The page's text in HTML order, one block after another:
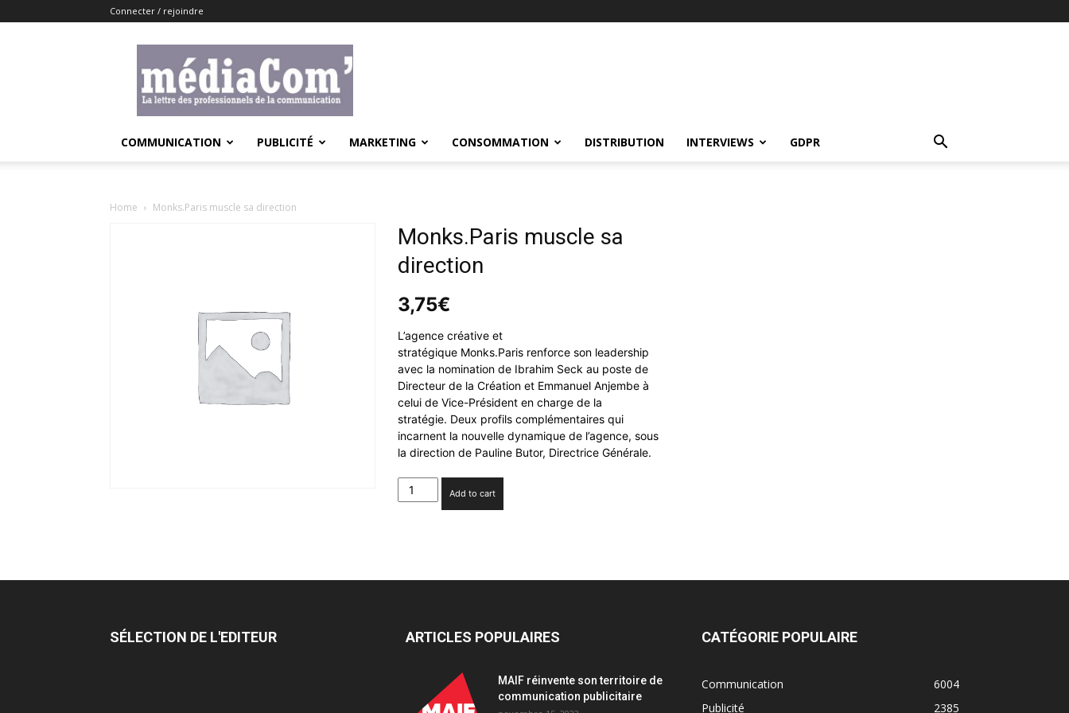
Connecter / rejoindre
COMMUNICATION PUBLICITÉ MARKETING CONSOMMATION DISTRIBUTION INTERVIEWS GDPR
Home Monks.Paris muscle sa direction
Monks.Paris muscle sa
direction
3,75€
L’agence créative et
stratégique Monks.Paris renforce son leadership
avec la nomination de Ibrahim Seck au poste de
Directeur de la Création et Emmanuel Anjembe à
celui de Vice-Président en charge de la
stratégie. Deux profils complémentaires qui
incarnent la nouvelle dynamique de l’agence, sous
la direction de Pauline Butor, Directrice Générale.
Monks.Paris
muscle
Add to cart
SÉLECTION DE L'EDITEUR ARTICLES POPULAIRES
MAIF réinvente son territoire de
communication publicitaire
CATÉGORIE POPULAIRE
Communication
6004
Publicité
2385